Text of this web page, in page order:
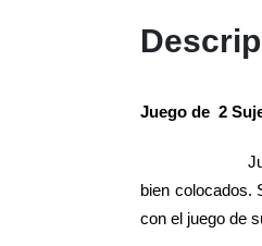
Juego de 2
bien colocados.
con el juego de